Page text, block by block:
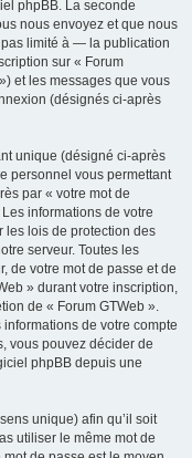
phpBB. La seconde
nous envoyez et que nous
limité à — la publication
sur « Forum
et les messages que vous
(désignés ci-après
unique (désigné ci-après
personnel vous permettant
par « votre mot de
informations de votre
les lois de protection des
serveur. Toutes les
de votre mot de passe et de
» durant votre inscription,
de « Forum GTWeb ».
de votre compte
vous pouvez décider de
phpBB depuis une
unique) afin qu’il soit
utiliser le même mot de